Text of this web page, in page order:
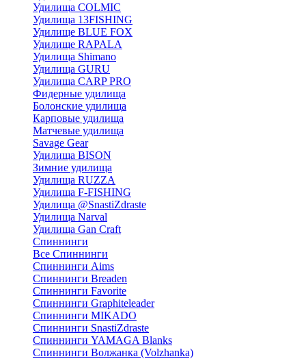
Удилища COLMIC
Удилища 13FISHING
Удилище BLUE FOX
Удилище RAPALA
Удилища Shimano
Удилища GURU
Удилища CARP PRO
Фидерные удилища
Болонские удилища
Карповые удилища
Матчевые удилища
Savage Gear
Удилища BISON
Зимние удилища
Удилища RUZZA
Удилища F-FISHING
Удилища @SnastiZdraste
Удилища Narval
Удилища Gan Craft
Спиннинги
Все Спиннинги
Спиннинги Aims
Спиннинги Breaden
Спиннинги Favorite
Спиннинги Graphiteleader
Спиннинги MIKADO
Спиннинги SnastiZdraste
Спиннинги YAMAGA Blanks
Спиннинги Волжанка (Volzhanka)